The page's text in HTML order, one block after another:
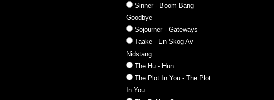
Sinner - Boom Bang
Goodbye
Sojourner - Gateways
Taake - En Skog Av
Nidstang
The Hu - Hun
The Plot In You - The Plot
In You